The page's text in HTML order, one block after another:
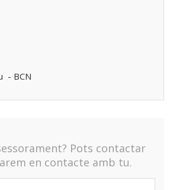
- BCN
Pots contactar
en contacte amb tu.